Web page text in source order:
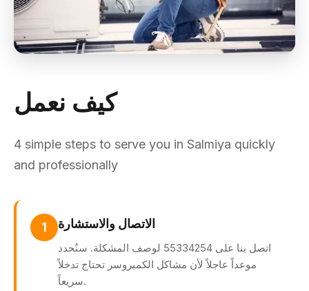
كيف نعمل
4 simple steps to serve you in Salmiya quickly
and professionally
1 الاتصال والاستشارة
اتصل بنا على 55334254 لوصف المشكلة. سنُحدد
موعداً عاجلاً لأن مشاكل الكمبروسر تحتاج تدخلاً
سريعاً.